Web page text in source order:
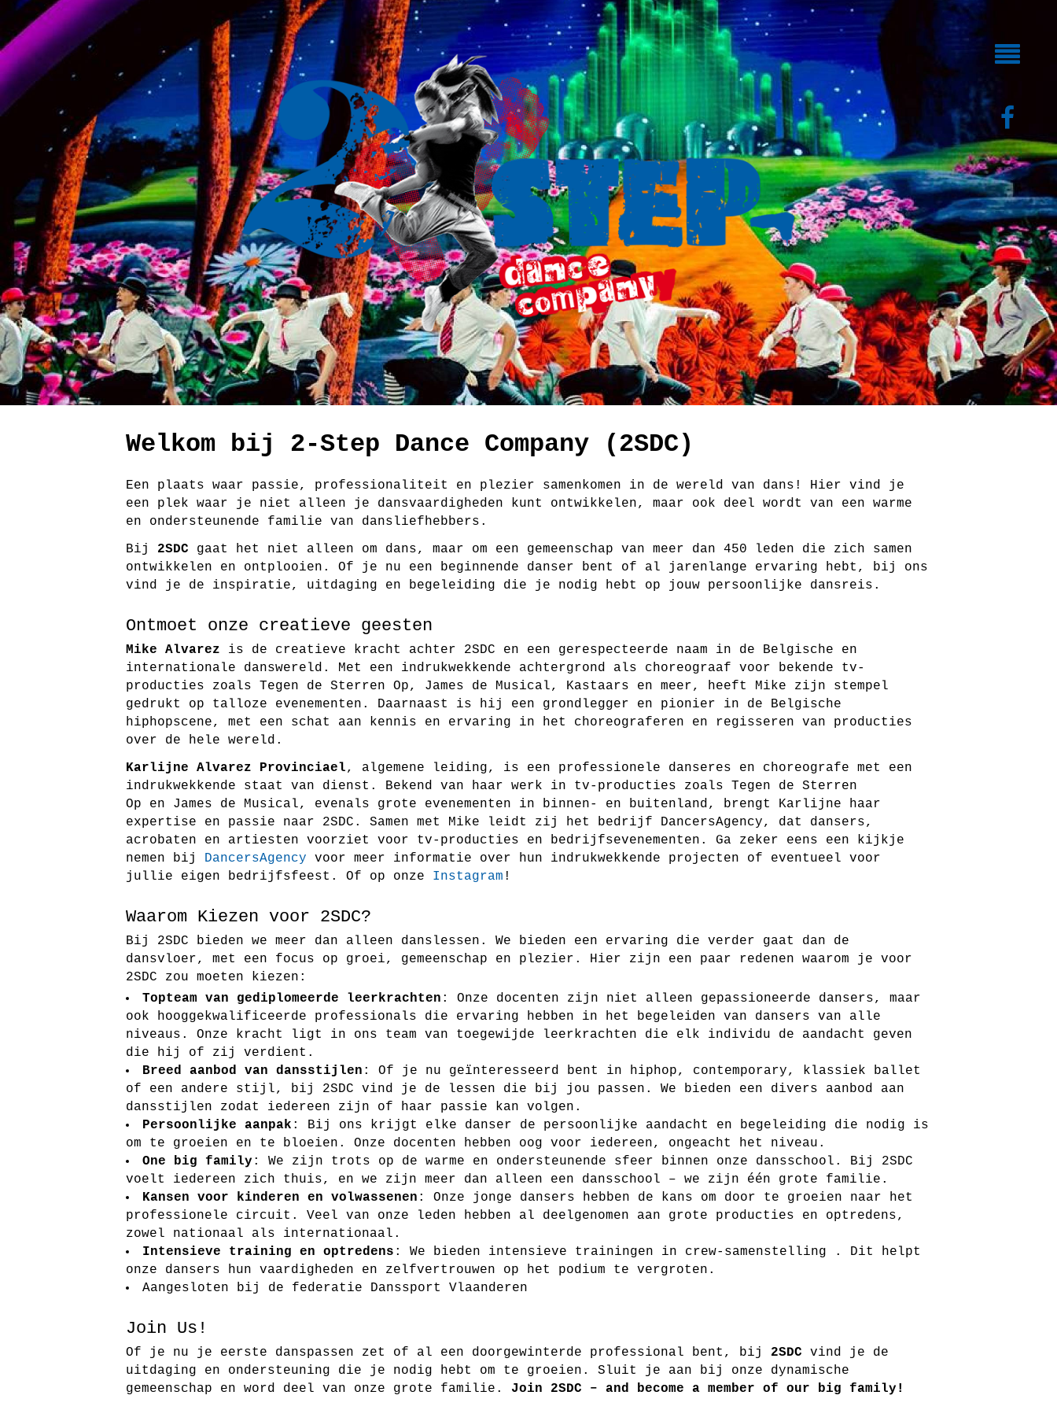
Welkom bij 2-Step Dance Company (2SDC)
Een plaats waar passie, professionaliteit en plezier samenkomen in de wereld van dans! Hier vind je
een plek waar je niet alleen je dansvaardigheden kunt ontwikkelen, maar ook deel wordt van een warme
en ondersteunende familie van dansliefhebbers.
Bij 2SDC gaat het niet alleen om dans, maar om een gemeenschap van meer dan 450 leden die zich samen
ontwikkelen en ontplooien. Of je nu een beginnende danser bent of al jarenlange ervaring hebt, bij ons
vind je de inspiratie, uitdaging en begeleiding die je nodig hebt op jouw persoonlijke dansreis.
Ontmoet onze creatieve geesten
Mike Alvarez is de creatieve kracht achter 2SDC en een gerespecteerde naam in de Belgische en
internationale danswereld. Met een indrukwekkende achtergrond als choreograaf voor bekende tv-
producties zoals Tegen de Sterren Op, James de Musical, Kastaars en meer, heeft Mike zijn stempel
gedrukt op talloze evenementen. Daarnaast is hij een grondlegger en pionier in de Belgische
hiphopscene, met een schat aan kennis en ervaring in het choreograferen en regisseren van producties
over de hele wereld.
Karlijne Alvarez Provinciael, algemene leiding, is een professionele danseres en choreografe met een
indrukwekkende staat van dienst. Bekend van haar werk in tv-producties zoals Tegen de Sterren
Op en James de Musical, evenals grote evenementen in binnen- en buitenland, brengt Karlijne haar
expertise en passie naar 2SDC. Samen met Mike leidt zij het bedrijf DancersAgency, dat dansers,
acrobaten en artiesten voorziet voor tv-producties en bedrijfsevenementen. Ga zeker eens een kijkje
nemen bij DancersAgency voor meer informatie over hun indrukwekkende projecten of eventueel voor
jullie eigen bedrijfsfeest. Of op onze Instagram !
Waarom Kiezen voor 2SDC?
Bij 2SDC bieden we meer dan alleen danslessen. We bieden een ervaring die verder gaat dan de
dansvloer, met een focus op groei, gemeenschap en plezier. Hier zijn een paar redenen waarom je voor
2SDC zou moeten kiezen:
Topteam van gediplomeerde leerkrachten : Onze docenten zijn niet alleen gepassioneerde dansers, maar
ook hooggekwalificeerde professionals die ervaring hebben in het begeleiden van dansers van alle
niveaus. Onze kracht ligt in ons team van toegewijde leerkrachten die elk individu de aandacht geven
die hij of zij verdient.
Breed aanbod van dansstijlen : Of je nu geïnteresseerd bent in hiphop, contemporary, klassiek ballet
of een andere stijl, bij 2SDC vind je de lessen die bij jou passen. We bieden een divers aanbod aan
dansstijlen zodat iedereen zijn of haar passie kan volgen.
Persoonlijke aanpak : Bij ons krijgt elke danser de persoonlijke aandacht en begeleiding die nodig is
om te groeien en te bloeien. Onze docenten hebben oog voor iedereen, ongeacht het niveau.
One big family: We zijn trots op de warme en ondersteunende sfeer binnen onze dansschool. Bij 2SDC
voelt iedereen zich thuis, en we zijn meer dan alleen een dansschool – we zijn één grote familie.
Kansen voor kinderen en volwassenen : Onze jonge dansers hebben de kans om door te groeien naar het
professionele circuit. Veel van onze leden hebben al deelgenomen aan grote producties en optredens,
zowel nationaal als internationaal.
Intensieve training en optredens : We bieden intensieve trainingen in crew-samenstelling . Dit helpt
onze dansers hun vaardigheden en zelfvertrouwen op het podium te vergroten.
Aangesloten bij de federatie Danssport Vlaanderen
Join Us!
Of je nu je eerste danspassen zet of al een doorgewinterde professional bent, bij 2SDC vind je de
uitdaging en ondersteuning die je nodig hebt om te groeien. Sluit je aan bij onze dynamische
gemeenschap en word deel van onze grote familie. Join 2SDC – and become a member of our big family!